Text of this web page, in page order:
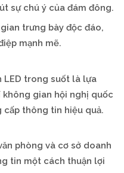
sự chú ý của đám đông.
trưng bày độc đáo,
mạnh mẽ.
LED trong suốt là lựa
gian hội nghị quốc
cấp thông tin hiệu quả.
phòng và cơ sở doanh
tin một cách thuận lợi